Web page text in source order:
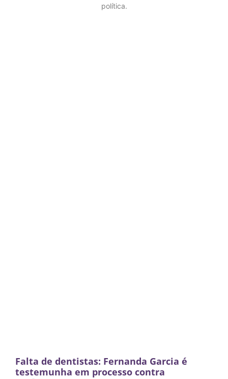
política.
Falta de dentistas: Fernanda Garcia é
testemunha em processo contra